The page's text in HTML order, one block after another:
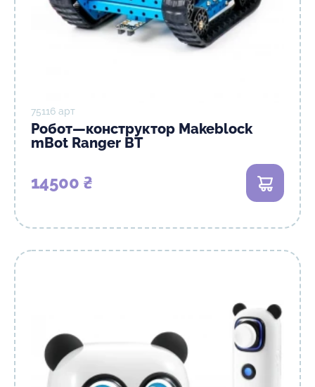
75116 арт
Робот—конструктор Makeblock
mBot Ranger BT
14500 ₴